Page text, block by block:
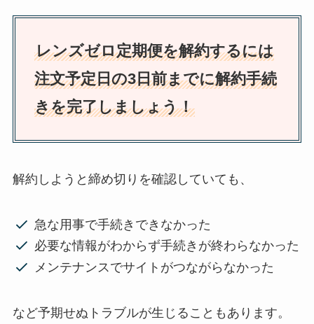
レンズゼロ定期便を解約するには
注文予定日の3日前までに解約手続
きを完了しましょう！
解約しようと締め切りを確認していても、
急な用事で手続きできなかった
必要な情報がわからず手続きが終わらなかった
メンテナンスでサイトがつながらなかった
など予期せぬトラブルが生じることもあります。